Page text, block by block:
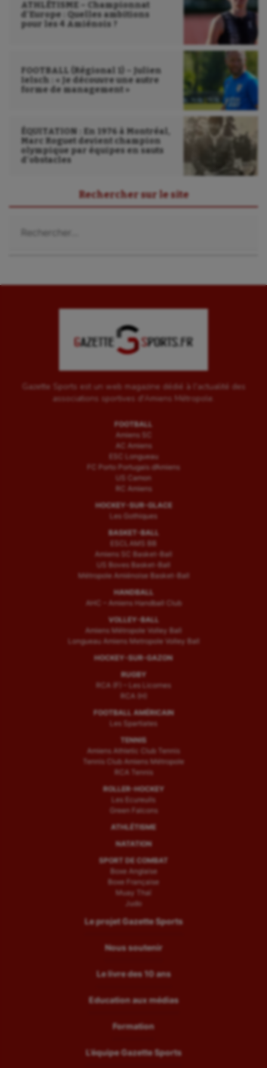
ATHLÉTISME – Championnat
d’Europe : Quelles ambitions
pour les 4 Amiénois ?
FOOTBALL (Régional 1) – Julien
Ielsch : « Je découvre une autre
forme de management »
ÉQUITATION : En 1976 à Montréal,
Marc Roguet devient champion
olympique par équipes en sauts
d’obstacles
Rechercher sur le site
Gazette Sports est un web magazine dédié à l'actualité des
associations sportives d'Amiens Métropole.
FOOTBALL
Amiens SC
AC Amiens
ESC Longueau
FC Porto Portugais d’Amiens
US Camon
RC Amiens
HOCKEY-SUR-GLACE
Les Gothiques
BASKET-BALL
ESCLAMS BB
Amiens SC Basket-Ball
US Boves Basket-Ball
Métropole Amiénoise Basket-Ball
HANDBALL
AHC – Amiens Handball Club
VOLLEY-BALL
Amiens Métropole Volley Ball
Longueau Amiens Metropole Volley Ball
HOCKEY-SUR-GAZON
RUGBY
RCA (F) – Les Licornes
RCA (H)
FOOTBALL AMÉRICAIN
Les Spartiates
TENNIS
Amiens Athletic Club Tennis
Tennis Club Amiens Métropole
RCA Tennis
ROLLER-HOCKEY
Les Ecureuils
Green Falcons
ATHLÉTISME
NATATION
SPORT DE COMBAT
Boxe Anglaise
Boxe Française
Muay Thaï
Judo
Le projet Gazette Sports
Nous soutenir
Le livre des 10 ans
Education aux médias
Formation
L’équipe Gazette Sports